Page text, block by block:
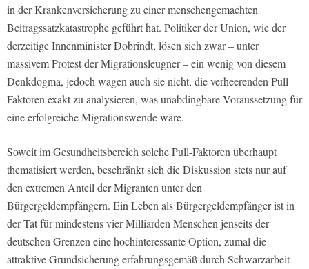
in der Krankenversicherung zu einer menschengemachten
Beitragssatzkatastrophe geführt hat. Politiker der Union, wie der
derzeitige Innenminister Dobrindt, lösen sich zwar – unter
massivem Protest der Migrationsleugner – ein wenig von diesem
Denkdogma, jedoch wagen auch sie nicht, die verheerenden Pull-
Faktoren exakt zu analysieren, was unabdingbare Voraussetzung für
eine erfolgreiche Migrationswende wäre.
Soweit im Gesundheitsbereich solche Pull-Faktoren überhaupt
thematisiert werden, beschränkt sich die Diskussion stets nur auf
den extremen Anteil der Migranten unter den
Bürgergeldempfängern. Ein Leben als Bürgergeldempfänger ist in
der Tat für mindestens vier Milliarden Menschen jenseits der
deutschen Grenzen eine hochinteressante Option, zumal die
attraktive Grundsicherung erfahrungsgemäß durch Schwarzarbeit